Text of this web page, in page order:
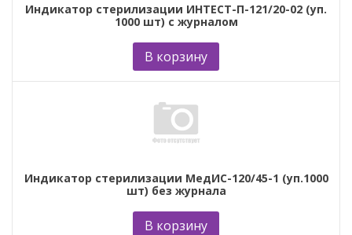
Индикатор стерилизации ИНТЕСТ-П-121/20-02 (уп.
1000 шт) с журналом
В корзину
Индикатор стерилизации МедИС-120/45-1 (уп.1000
шт) без журнала
В корзину